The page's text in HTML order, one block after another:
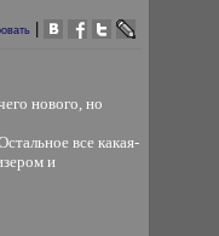
нового, но
все какая-
и